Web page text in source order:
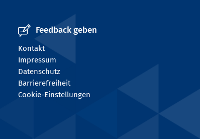
Feedback geben
Kontakt
Impressum
Datenschutz
Barrierefreiheit
Cookie-Einstellungen